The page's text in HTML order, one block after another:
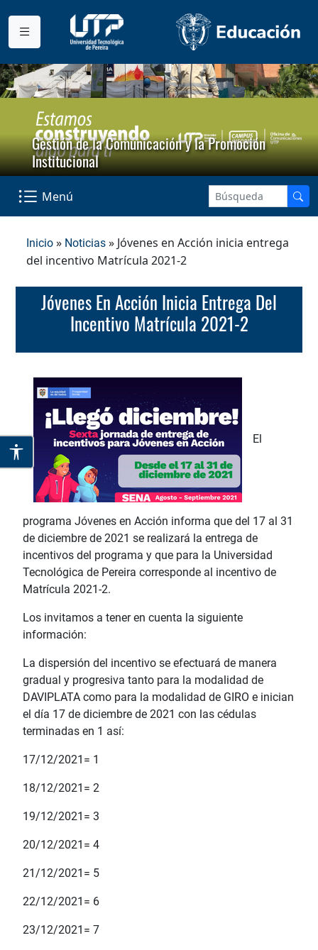
Gestión de la Comunicación y la Promoción
Institucional
Menú
Inicio » Noticias » Jóvenes en Acción inicia entrega
del incentivo Matrícula 2021-2
Jóvenes En Acción Inicia Entrega Del
Incentivo Matrícula 2021-2
El
programa Jóvenes en Acción informa que del 17 al 31
de diciembre de 2021 se realizará la entrega de
incentivos del programa y que para la Universidad
Tecnológica de Pereira corresponde al incentivo de
Matrícula 2021-2.
Los invitamos a tener en cuenta la siguiente
información:
La dispersión del incentivo se efectuará de manera
gradual y progresiva tanto para la modalidad de
DAVIPLATA como para la modalidad de GIRO e inician
el día 17 de diciembre de 2021 con las cédulas
terminadas en 1 así:
17/12/2021= 1
18/12/2021= 2
19/12/2021= 3
20/12/2021= 4
21/12/2021= 5
22/12/2021= 6
23/12/2021= 7